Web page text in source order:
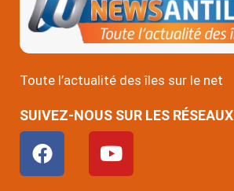
Toute l’actualité des îles sur le net
SUIVEZ-NOUS SUR LES RÉSEAUX
F
a
c
Y
o
u